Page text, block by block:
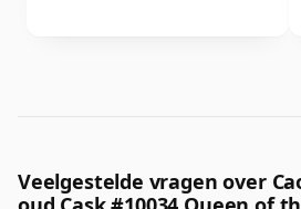
Veelgestelde vragen over